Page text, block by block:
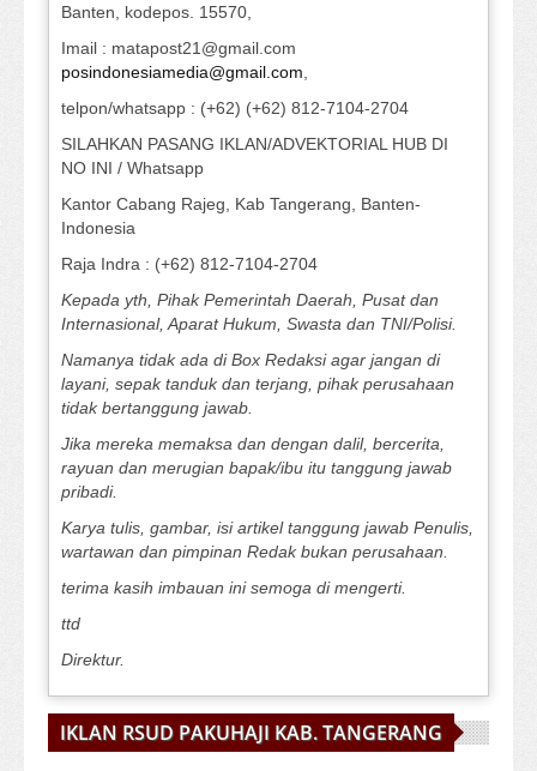
Banten, kodepos. 15570,
Imail : matapost21@gmail.com
posindonesiamedia@gmail.com,
telpon/whatsapp : (+62) (+62) 812-7104-2704
SILAHKAN PASANG IKLAN/ADVEKTORIAL HUB DI
NO INI / Whatsapp
Kantor Cabang Rajeg, Kab Tangerang, Banten-
Indonesia
Raja Indra : (+62) 812-7104-2704
Kepada yth, Pihak Pemerintah Daerah, Pusat dan
Internasional, Aparat Hukum, Swasta dan TNI/Polisi.
Namanya tidak ada di Box Redaksi agar jangan di
layani, sepak tanduk dan terjang, pihak perusahaan
tidak bertanggung jawab.
Jika mereka memaksa dan dengan dalil, bercerita,
rayuan dan merugian bapak/ibu itu tanggung jawab
pribadi.
Karya tulis, gambar, isi artikel tanggung jawab Penulis,
wartawan dan pimpinan Redak bukan perusahaan.
terima kasih imbauan ini semoga di mengerti.
ttd
Direktur.
IKLAN RSUD PAKUHAJI KAB. TANGERANG